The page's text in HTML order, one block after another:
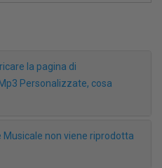
la pagina di
Personalizzate, cosa
non viene riprodotta